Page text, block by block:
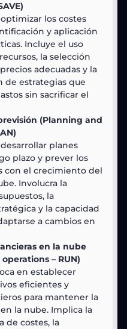
los costes
y aplicación
Incluye el uso
la selección
adecuadas y la
de estrategias que
sin sacrificar el
(Planning and
planes
plazo y prever los
con el crecimiento del
Involucra la
la
y la capacidad
a cambios en
en la nube
– RUN)
en establecer
eficientes y
para mantener la
la nube. Implica la
de costes, la